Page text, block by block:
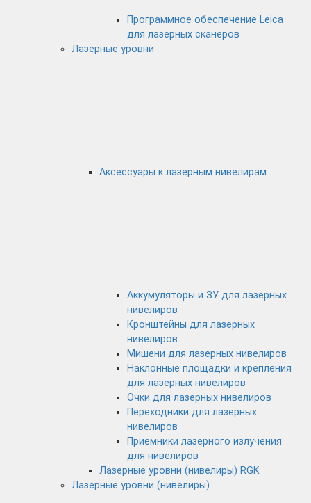
Программное обеспечение Leica
для лазерных сканеров
Лазерные уровни
Аксессуары к лазерным нивелирам
Аккумуляторы и ЗУ для лазерных
нивелиров
Кронштейны для лазерных
нивелиров
Мишени для лазерных нивелиров
Наклонные площадки и крепления
для лазерных нивелиров
Очки для лазерных нивелиров
Переходники для лазерных
нивелиров
Приемники лазерного излучения
для нивелиров
Лазерные уровни (нивелиры) RGK
Лазерные уровни (нивелиры)